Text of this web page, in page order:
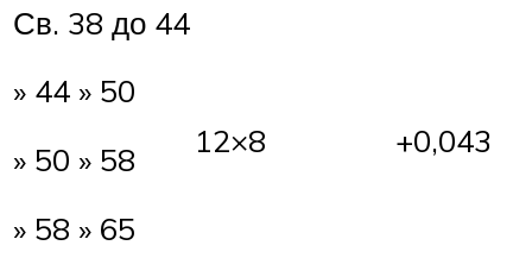
Св. 38 до 44
» 44 » 50
» 50 » 58
» 58 » 65
12×8 +0,043